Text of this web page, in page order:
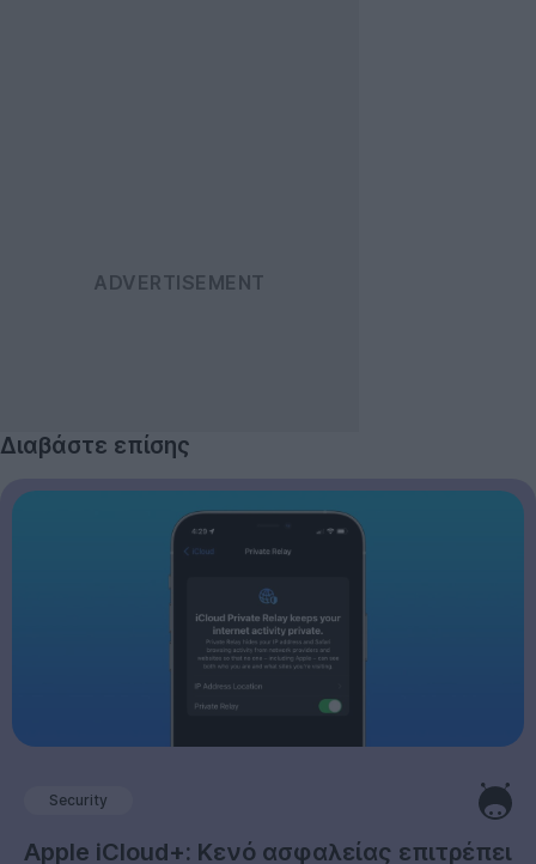
Διαβάστε επίσης
Security
Apple iCloud+: Κενό ασφαλείας επιτρέπει